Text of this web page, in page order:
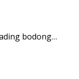
bodong…